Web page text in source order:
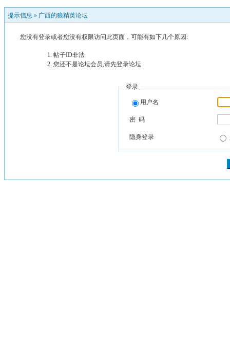
提示信息 » 广西的狼精英论坛
您没有登录或者您没有权限访问此页面，可能有如下几个原因:
帖子ID非法
您还不是论坛会员,请先登录论坛
登录
用户名
密 码
隐身登录